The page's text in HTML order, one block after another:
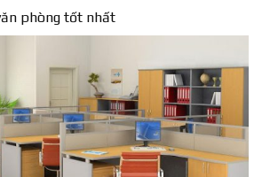
phòng tốt nhất